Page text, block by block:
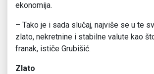
ekonomija.
– Tako je i sada slučaj, najviše se u te
zlato, nekretnine i stabilne valute kao
franak, ističe Grubišić.
Zlato